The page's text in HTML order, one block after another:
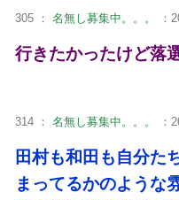
305 ： 名無し募集中。。。 ：
行きたかったけど落
314 ： 名無し募集中。。。 ：
田村も和田も自分た
まってるかのような